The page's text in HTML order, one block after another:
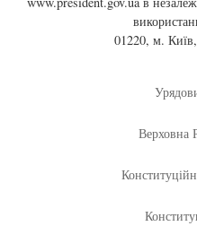
01220, м.
Верховна